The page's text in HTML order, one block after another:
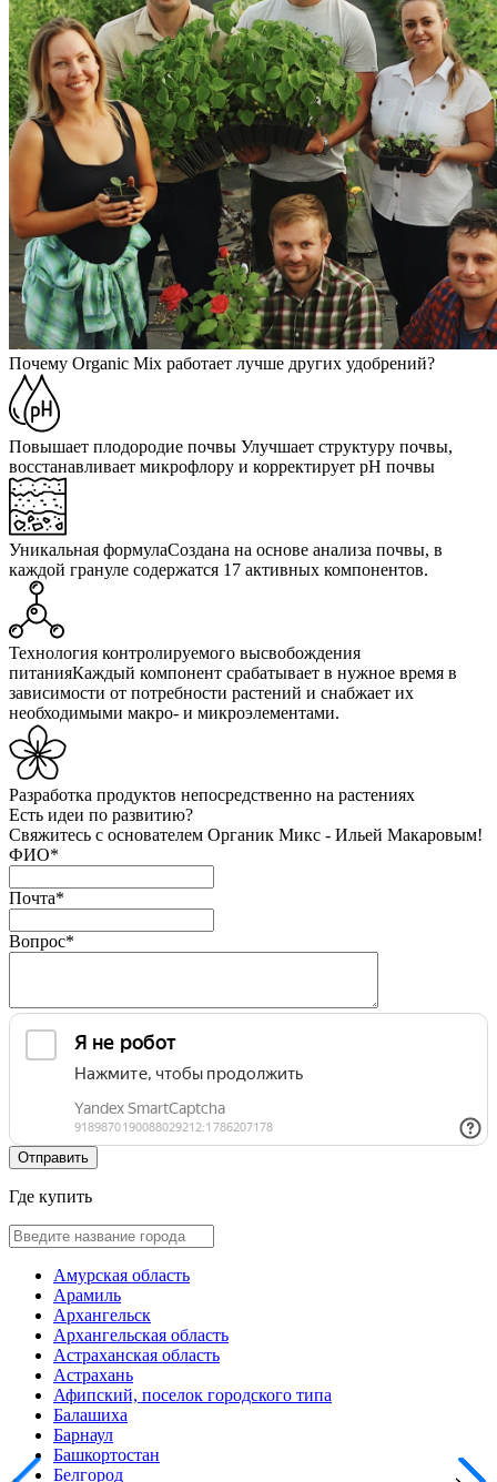
Почему Organic Mix работает лучше других удобрений?
Повышает плодородие почвы Улучшает структуру почвы,
восстанавливает микрофлору и корректирует pH почвы
Уникальная формулаСоздана на основе анализа почвы, в
каждой грануле содержатся 17 активных компонентов.
Технология контролируемого высвобождения
питанияКаждый компонент срабатывает в нужное время в
зависимости от потребности растений и снабжает их
необходимыми макро- и микроэлементами.
Разработка продуктов непосредственно на растениях
Есть идеи по развитию?
Свяжитесь с основателем Органик Микс - Ильей Макаровым!
ФИО*
Почта*
Вопрос*
Где купить
Амурская область
Арамиль
Архангельск
Архангельская область
Астраханская область
Астрахань
Афипский, поселок городского типа
Балашиха
Барнаул
Башкортостан
Белгород